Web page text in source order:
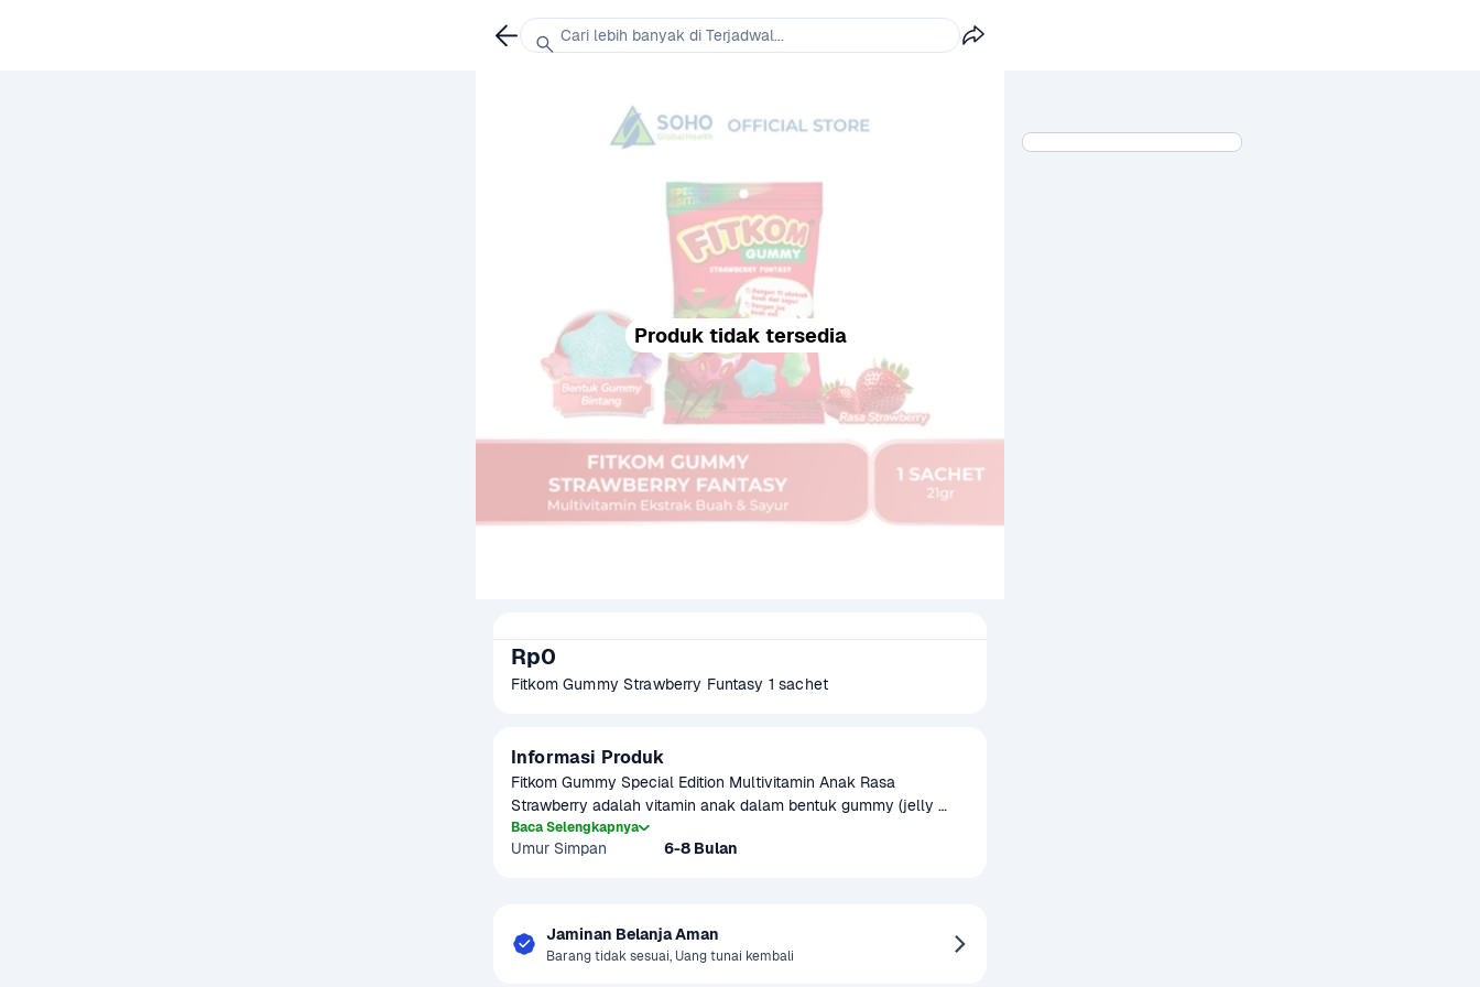
Produk tidak tersedia
Rp0
Fitkom Gummy Strawberry Funtasy 1 sachet
Informasi Produk
Fitkom Gummy Special Edition Multivitamin Anak Rasa
Strawberry adalah vitamin anak dalam bentuk gummy (jelly
kunyah) yang mengandung 11 buah dengan rasa buah enak yang
disukai anak-anak.
*1 Sachet isi 7 pcs
Baca Selengkapnya
Umur Simpan 6-8 Bulan
Jaminan Belanja Aman
Barang tidak sesuai, Uang tunai kembali
Cari lebih banyak di Terjadwal...